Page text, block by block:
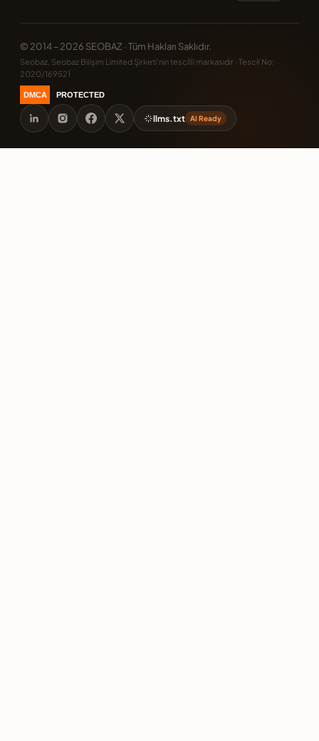
© 2014 – 2026 SEOBAZ · Tüm Hakları Saklıdır.
Seobaz, Seobaz Bilişim Limited Şirketi'nin tescilli markasıdır · Tescil No:
2020/169521
DMCA PROTECTED
llms.txt AI Ready